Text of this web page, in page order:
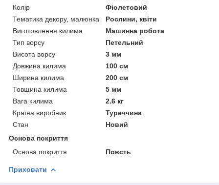
Колір
Фіолетовий
Тематика декору, малюнка
Рослини, квіти
Виготовлення килима
Машинна робота
Тип ворсу
Петельний
Висота ворсу
3 мм
Довжина килима
100 см
Ширина килима
200 см
Товщина килима
5 мм
Вага килима
2.6 кг
Країна виробник
Туреччина
Стан
Новий
Основа покриття
Основа покриття
Повсть
Приховати